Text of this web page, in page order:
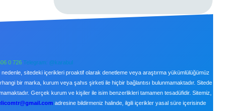
0 726 Telegram: @karabul
sitedeki içerikleri proaktif olarak denetleme veya araştırma yükümlülüğümüz
bir marka, kurum veya şahıs şirketi ile hiçbir bağlantısı bulunmamaktadır. Sitede
Gerçek kurum ve kişiler ile isim benzerlikleri tamamen tesadüfidir. Sitemiz,
adresine bildirmeniz halinde, ilgili içerikler yasal süre içerisinde